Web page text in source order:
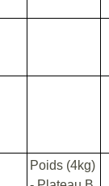
Poids (4kg)